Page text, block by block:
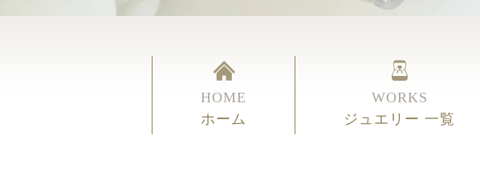
HOME
ホーム
WORKS
ジュエリー 一覧